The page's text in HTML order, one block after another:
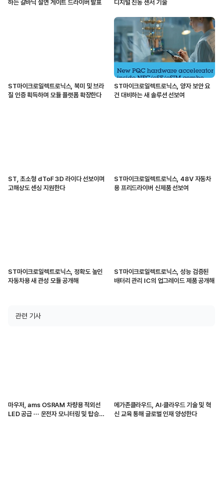
하는 갈바닉 절연 게이트 드라이버 발표 디지털 진동 센서 기술
ST마이크로일렉트로닉스, 북미 및 브라
질 인증 획득하며 모듈 플랫폼 확장한다
ST마이크로일렉트로닉스, 양자 보안 요
건 대비하는 새 솔루션 선보여
ST, 초소형 dToF 3D 라이다 선보이며
고해상도 센싱 지원한다
ST마이크로일렉트로닉스, 48V 자동차
용 프리드라이버 신제품 선보여
ST마이크로일렉트로닉스, 정확도 높인
자동차용 새 관성 모듈 공개해
ST마이크로일렉트로닉스, 성능 검증된
배터리 관리 IC의 업그레이드 제품 공개해
관련 기사
마우저, ams OSRAM 차량용 적외선
LED 공급 ··· 운전자 모니터링 및 탑승자
메가존클라우드, AI·클라우드 기술 및 혁
신 교육 통해 글로벌 인재 양성한다